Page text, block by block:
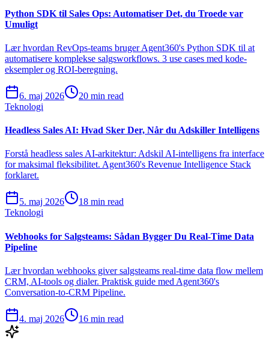
Python SDK til Sales Ops: Automatiser Det, du Troede var
Umuligt
Lær hvordan RevOps-teams bruger Agent360's Python SDK til at
automatisere komplekse salgsworkflows. 3 use cases med kode-
eksempler og ROI-beregning.
6. maj 2026
20 min read
Teknologi
Headless Sales AI: Hvad Sker Der, Når du Adskiller Intelligens
Forstå headless sales AI-arkitektur: Adskil AI-intelligens fra interface
for maksimal fleksibilitet. Agent360's Revenue Intelligence Stack
forklaret.
5. maj 2026
18 min read
Teknologi
Webhooks for Salgsteams: Sådan Bygger Du Real-Time Data
Pipeline
Lær hvordan webhooks giver salgsteams real-time data flow mellem
CRM, AI-tools og dialer. Praktisk guide med Agent360's
Conversation-to-CRM Pipeline.
4. maj 2026 16 min read